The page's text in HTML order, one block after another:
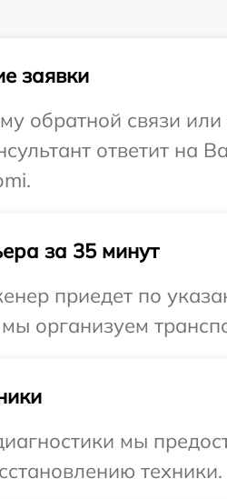
заявки
обратной связи
ответит на
за 35 минут
приедет по
организуем
мы
техники.